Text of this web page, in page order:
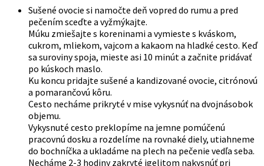
si
môžete
vybrať
na
stránke
produktu.
Sušené ovocie si namočte deň vopred do rumu a pred
pečením sceďte a vyžmýkajte.
Múku zmiešajte s koreninami a vymieste s kváskom,
cukrom, mliekom, vajcom a kakaom na hladké cesto. Keď
sa suroviny spoja, mieste asi 10 minút a začnite pridávať
po kúskoch maslo.
Ku koncu pridajte sušené a kandizované ovocie, citrónovú
a pomarančovú kôru.
Cesto necháme prikryté v mise vykysnúť na dvojnásobok
objemu.
Vykysnuté cesto preklopíme na jemne pomúčenú
pracovnú dosku a rozdelíme na rovnaké diely, utiahneme
do bochníčka a ukladáme na plech na pečenie vedľa seba.
Necháme 2-3 hodiny zakryté igelitom nakysnúť pri